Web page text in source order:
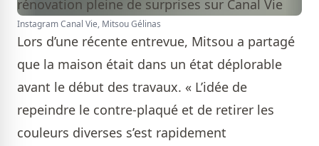
Instagram Canal Vie, Mitsou Gélinas
Lors d’une récente entrevue, Mitsou a partagé
que la maison était dans un état déplorable
avant le début des travaux. « L’idée de
repeindre le contre-plaqué et de retirer les
couleurs diverses s’est rapidement